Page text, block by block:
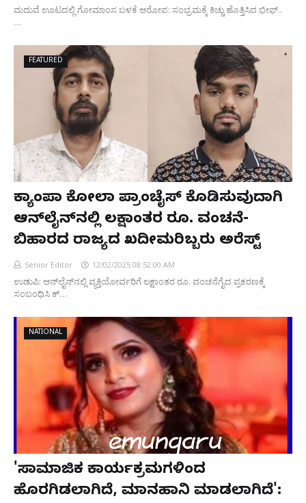
ಮದುವೆ ಊಟದಲ್ಲಿ ಗೋಮಾಂಸ ಬಳಕೆ ಆರೋಪ: ಸಂಭ್ರಮಕ್ಕೆ ಕಿಚ್ಚು ಹೊತ್ತಿಸಿದ ಭೀಫ್..
…
FEATURED
ಕ್ಯಾಂಪಾ ಕೋಲಾ ಪ್ರಾಂಚೈಸ್‌ ಕೊಡಿಸುವುದಾಗಿ
ಆನ್‌ಲೈನ್‌ನಲ್ಲಿ ಲಕ್ಷಾಂತರ ರೂ. ವಂಚನೆ-
ಬಿಹಾರದ ರಾಜ್ಯದ ಖದೀಮರಿಬ್ಬರು ಅರೆಸ್ಟ್
Senior Editor 12/02/2025 08:52:00 AM
ಉಡುಪಿ: ಆನ್‌ಲೈನ್‌ನಲ್ಲಿ‌ ವ್ಯಕ್ತಿಯೋರ್ವರಿಗೆ ಲಕ್ಷಾಂತರ ರೂ. ವಂಚನೆಗೈದ ಪ್ರಕರಣಕ್ಕೆ
ಸಂಬಂಧಿಸಿ ಕ್…
NATIONAL
'ಸಾಮಾಜಿಕ ಕಾರ್ಯಕ್ರಮಗಳಿಂದ
ಹೊರಗಿಡಲಾಗಿದೆ, ಮಾನಹಾನಿ ಮಾಡಲಾಗಿದೆ':